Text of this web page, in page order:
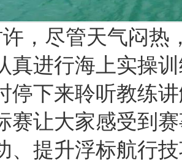
，尽管天气闷热
真进行海上实操
停下来聆听教练
赛让大家感受到
、提升浮标航行